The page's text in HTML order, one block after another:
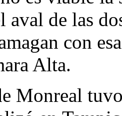
aval de las
con
Alta.
Monreal